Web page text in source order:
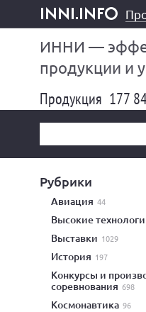
inni.info
ИННИ —
продукции и
Продукция 177
Рубрики
авиация 44
высокие
выставки 1029
история 197
конкурсы и производственные
соревнования 698
космонавтика 96